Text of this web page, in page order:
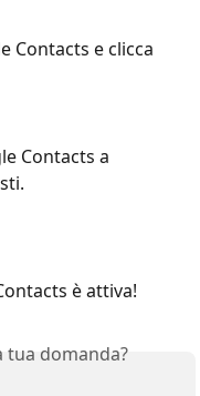
Contacts e clicca
Contacts a
è attiva!
tua domanda?